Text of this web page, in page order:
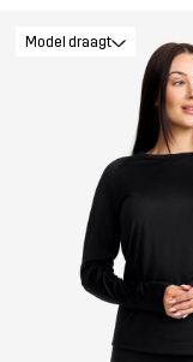
Model draagt